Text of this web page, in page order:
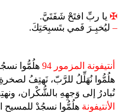
✠ يا ربِّ افتَحْ شَفَتَيَّ.
– ليُخبِـرَ فَمي بتَسبِحَتِكَ.
أنتيفونة المزمور 94
هلُمُّوا
هلُمُّوا نُهَلِّلُ للرَّبّ، نَهتِفُ
نُبادرُ إلى وَجهِهِ بالشُّكْران،
الأنتيفونة هلُمُّوا نسجُدْ للمسيحِ